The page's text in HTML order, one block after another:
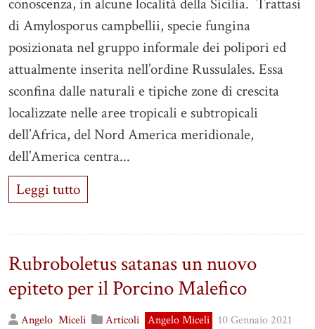
conoscenza, in alcune località della Sicilia. Trattasi
di Amylosporus campbellii, specie fungina
posizionata nel gruppo informale dei polipori ed
attualmente inserita nell’ordine Russulales. Essa
sconfina dalle naturali e tipiche zone di crescita
localizzate nelle aree tropicali e subtropicali
dell’Africa, del Nord America meridionale,
dell’America centra...
Leggi tutto
Rubroboletus satanas un nuovo
epiteto per il Porcino Malefico
Angelo Miceli Articoli Angelo Miceli
10 Gennaio 2021